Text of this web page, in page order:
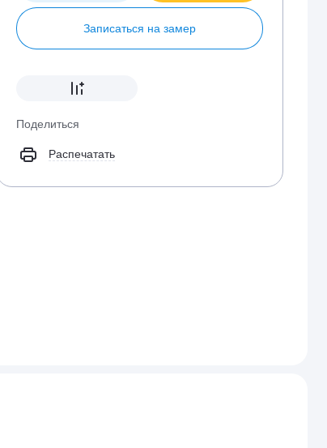
Записаться на замер
Поделиться
Распечатать